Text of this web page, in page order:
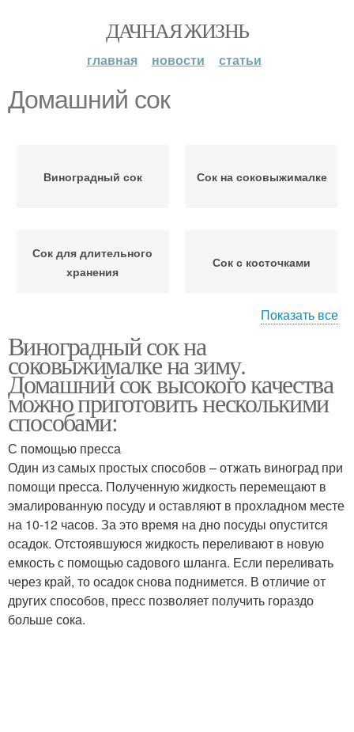
ДАЧНАЯ ЖИЗНЬ
главная новости статьи
Домашний сок
Виноградный сок Сок на соковыжималке
Сок для длительного
хранения
Сок с косточками
Сок через мясорубку
Сок в мультиварке
Сок на зиму
Сок через
соковыжималку
Сок в соковарке
Сок в домашних
Показать все
Виноградный сок на
соковыжималке на зиму.
Домашний сок высокого качества
можно приготовить несколькими
способами:
С помощью пресса
Один из самых простых способов – отжать виноград при
помощи пресса. Полученную жидкость перемещают в
эмалированную посуду и оставляют в прохладном месте
на 10-12 часов. За это время на дно посуды опустится
осадок. Отстоявшуюся жидкость переливают в новую
емкость с помощью садового шланга. Если переливать
через край, то осадок снова поднимется. В отличие от
других способов, пресс позволяет получить гораздо
больше сока.